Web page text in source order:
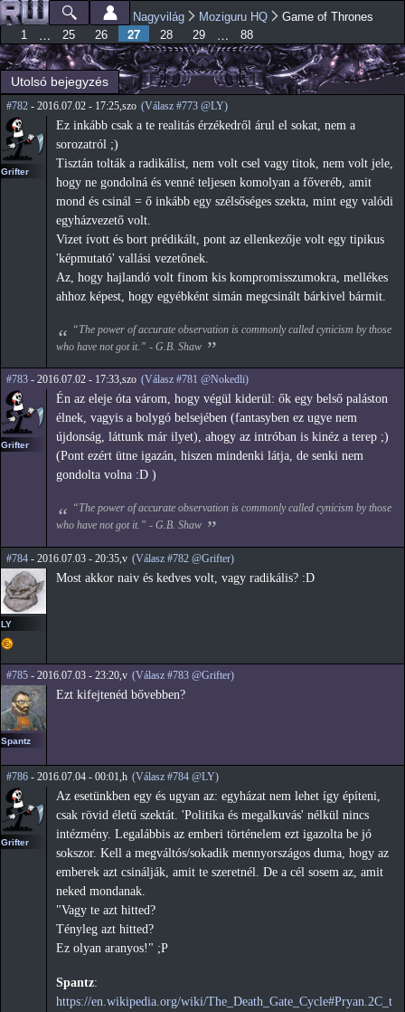
Ugrás a
tartalomra
Főmenü
Jelenlegi hely
Nagyvilág Moziguru HQ
Game of Thrones
1
… 25 26 27 28 29 … 88
Utolsó bejegyzés
#782 - 2016.07.02 - 17:25,szo (Válasz #773 @LY)
Grifter
Ez inkább csak a te realitás érzékedről árul el sokat, nem a
sorozatról ;)
Tisztán tolták a radikálist, nem volt csel vagy titok, nem volt jele,
hogy ne gondolná és venné teljesen komolyan a főveréb, amit
mond és csinál = ő inkább egy szélsőséges szekta, mint egy valódi
egyházvezető volt.
Vizet ívott és bort prédikált, pont az ellenkezője volt egy tipikus
'képmutató' vallási vezetőnek.
Az, hogy hajlandó volt finom kis kompromisszumokra, mellékes
ahhoz képest, hogy egyébként simán megcsinált bárkivel bármit.
“The power of accurate observation is commonly called cynicism by those
who have not got it.” - G.B. Shaw
#783 - 2016.07.02 - 17:33,szo (Válasz #781 @Nokedli)
Grifter
Én az eleje óta várom, hogy végül kiderül: ők egy belső paláston
élnek, vagyis a bolygó belsejében (fantasyben ez ugye nem
újdonság, láttunk már ilyet), ahogy az intróban is kinéz a terep ;)
(Pont ezért ütne igazán, hiszen mindenki látja, de senki nem
gondolta volna :D )
“The power of accurate observation is commonly called cynicism by those
who have not got it.” - G.B. Shaw
#784 - 2016.07.03 - 20:35,v (Válasz #782 @Grifter)
LY
Most akkor naiv és kedves volt, vagy radikális? :D
#785 - 2016.07.03 - 23:20,v (Válasz #783 @Grifter)
Spantz
Ezt kifejtenéd bővebben?
#786 - 2016.07.04 - 00:01,h (Válasz #784 @LY)
Grifter
Az esetünkben egy és ugyan az: egyházat nem lehet így építeni,
csak rövid életű szektát. 'Politika és megalkuvás' nélkül nincs
intézmény. Legalábbis az emberi történelem ezt igazolta be jó
sokszor. Kell a megváltós/sokadik mennyországos duma, hogy az
emberek azt csinálják, amit te szeretnél. De a cél sosem az, amit
neked mondanak.
"Vagy te azt hitted?
Tényleg azt hitted?
Ez olyan aranyos!" ;P
Spantz:
https://en.wikipedia.org/wiki/The_Death_Gate_Cycle#Pryan.2C_t